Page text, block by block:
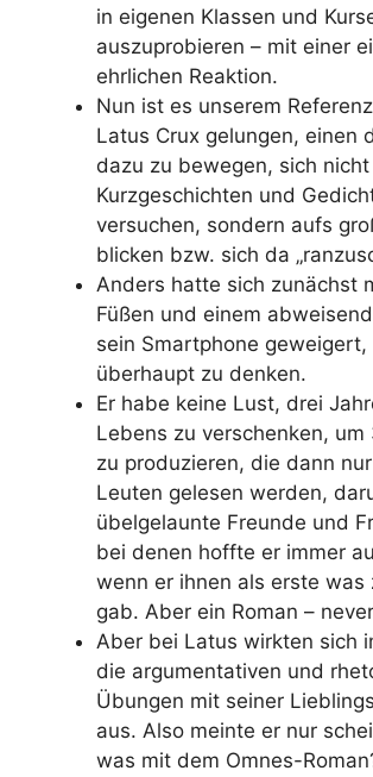
in eigenen Klassen und
auszuprobieren – mit einer
ehrlichen Reaktion.
Nun ist es unserem
Latus Crux gelungen, einen
dazu zu bewegen, sich
Kurzgeschichten und
versuchen, sondern aufs
blicken bzw. sich da
Anders hatte sich zunächst
Füßen und einem
sein Smartphone
überhaupt zu denken.
Er habe keine Lust, drei
Lebens zu verschenken, um
zu produzieren, die dann
Leuten gelesen werden,
übelgelaunte Freunde und
bei denen hoffte er immer
wenn er ihnen als erste was
gab. Aber ein Roman –
Aber bei Latus wirkten sich
die argumentativen und
Übungen mit seiner
aus. Also meinte er nur
was mit dem Omnes-